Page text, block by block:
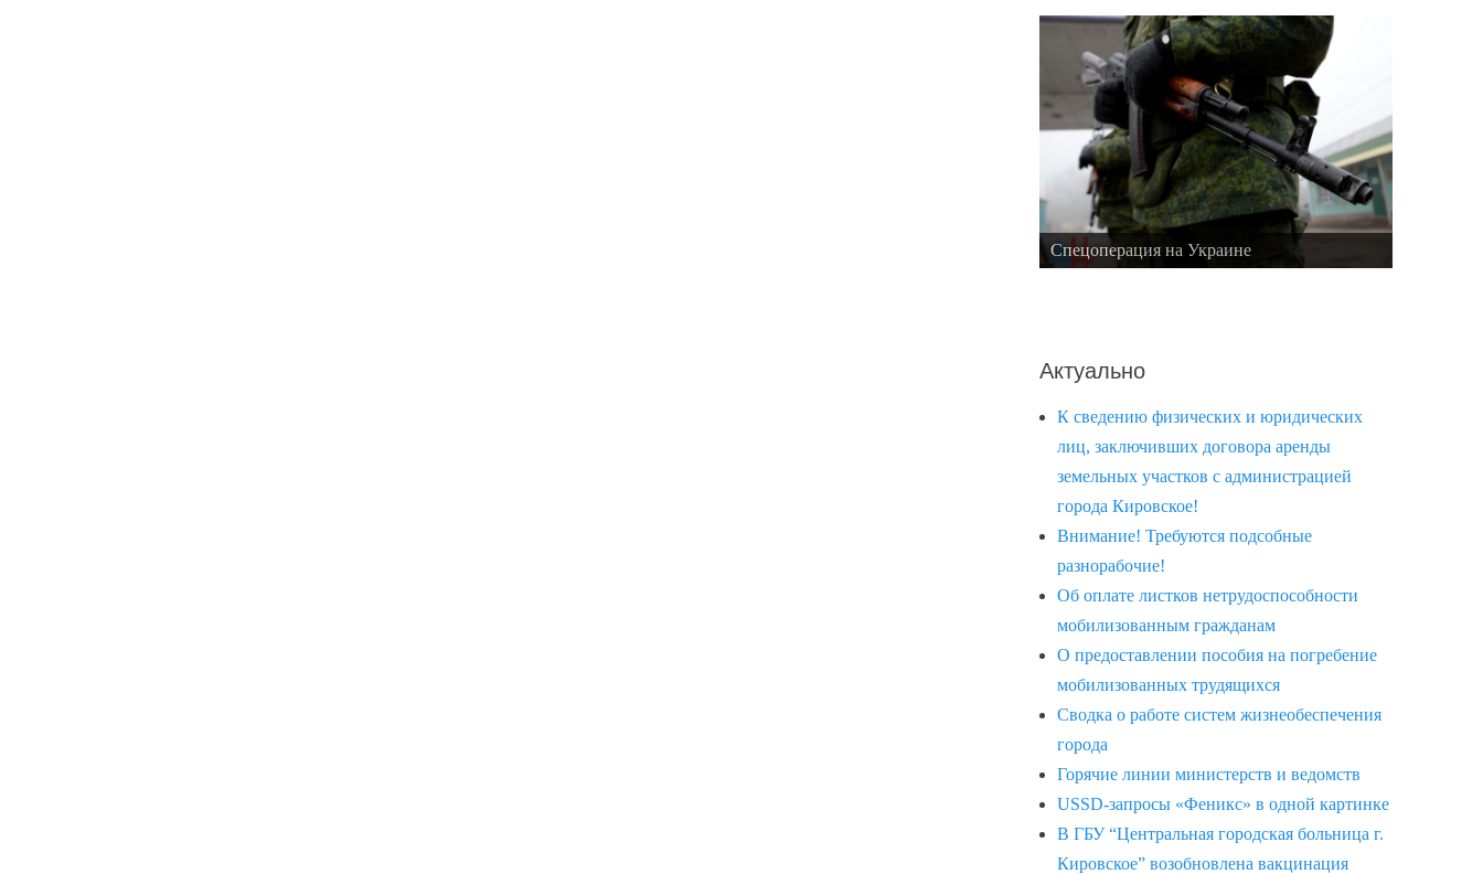
Спецоперация на Украине
Актуально
К сведению физических и юридических
лиц, заключивших договора аренды
земельных участков с администрацией
города Кировское!
Внимание! Требуются подсобные
разнорабочие!
Об оплате листков нетрудоспособности
мобилизованным гражданам
О предоставлении пособия на погребение
мобилизованных трудящихся
Сводка о работе систем жизнеобеспечения
города
Горячие линии министерств и ведомств
USSD-запросы «Феникс» в одной картинке
В ГБУ “Центральная городская больница г.
Кировское” возобновлена вакцинация